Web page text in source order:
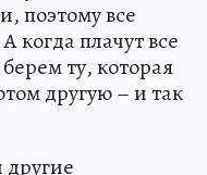
поэтому все
когда плачут все
ту, которая
другую – и так
другие